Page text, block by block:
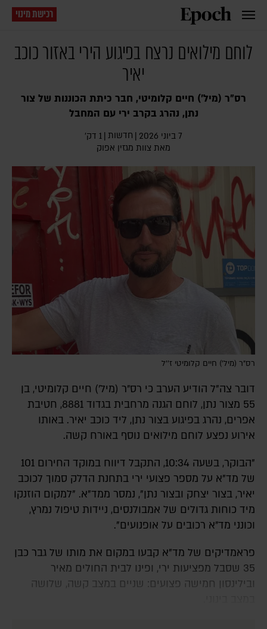
רכישת מינוי
לוחם מילואים נרצח בפיגוע הירי באזור כוכב
יאיר
רס״ר (מיל') חיים קלומיטי, חבר כיתת הכוננות של צור
נתן, נהרג בקרב ירי עם המחבל
7 ביוני 2026 | חדשות | 1 דק׳
מאת צוות מגזין אפוק
רס״ר (מיל') חיים קלומיטי ז''ל
דובר צה"ל הודיע הערב כי רס״ר (מיל') חיים קלומיטי, בן
55 מצור נתן, לוחם הגנה מרחבית בגדוד 8881, חטיבת
אפרים, נהרג בפיגוע בצור נתן, ליד כוכב יאיר. באותו
אירוע נפצע לוחם מילואים נוסף באורח קשה.
"הבוקר, בשעה 10:34, התקבל דיווח במוקד החירום 101
של מד"א על מספר פצועי ירי בתחנת הדלק סמוך לכוכב
יאיר, בצור יצחק ובצור נתן", נמסר ממד"א. "למקום הוזנקו
מיד כוחות גדולים של אמבולנסים, ניידות טיפול נמרץ,
וכונני מד״א רכובים על אופנועים".
פראמדיקים של מד"א קבעו במקום את מותו של גבר כבן
35 שסבל מפציעות ירי, ופינו לבית החולים מאיר
ובילינסון חמישה פצועים: שניים במצב קשה, שלושה